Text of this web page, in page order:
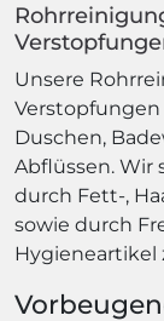
Unsere
Duschen,
Abflüssen. Wir
durch Fett-,
sowie durch
Hygieneartikel